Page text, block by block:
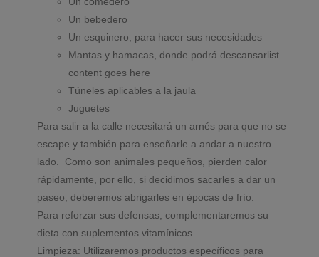
Un bebedero
Un esquinero, para hacer sus necesidades
Mantas y hamacas, donde podrá descansarlist
content goes here
Túneles aplicables a la jaula
Juguetes
Para salir a la calle necesitará un arnés para que no se
escape y también para enseñarle a andar a nuestro
lado. Como son animales pequeños, pierden calor
rápidamente, por ello, si decidimos sacarles a dar un
paseo, deberemos abrigarles en épocas de frío.
Para reforzar sus defensas, complementaremos su
dieta con suplementos vitamínicos.
Limpieza: Utilizaremos productos específicos para